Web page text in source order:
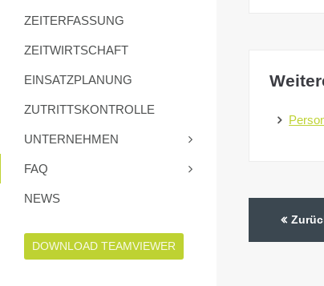
ZEITERFASSUNG
ZEITWIRTSCHAFT
EINSATZPLANUNG
ZUTRITTSKONTROLLE
UNTERNEHMEN
FAQ
NEWS
DOWNLOAD TEAMVIEWER